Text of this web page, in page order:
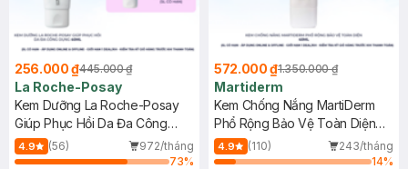
256.000 ₫445.000 ₫
La Roche-Posay
Kem Dưỡng La Roche-Posay
Giúp Phục Hồi Da Đa Công
Dụng 40ml
4.9 (56)
972/tháng
73%
572.000 ₫1.350.000 ₫
Martiderm
Kem Chống Nắng MartiDerm
Phổ Rộng Bảo Vệ Toàn Diện
40ml
4.9 (110)
243/tháng
14%